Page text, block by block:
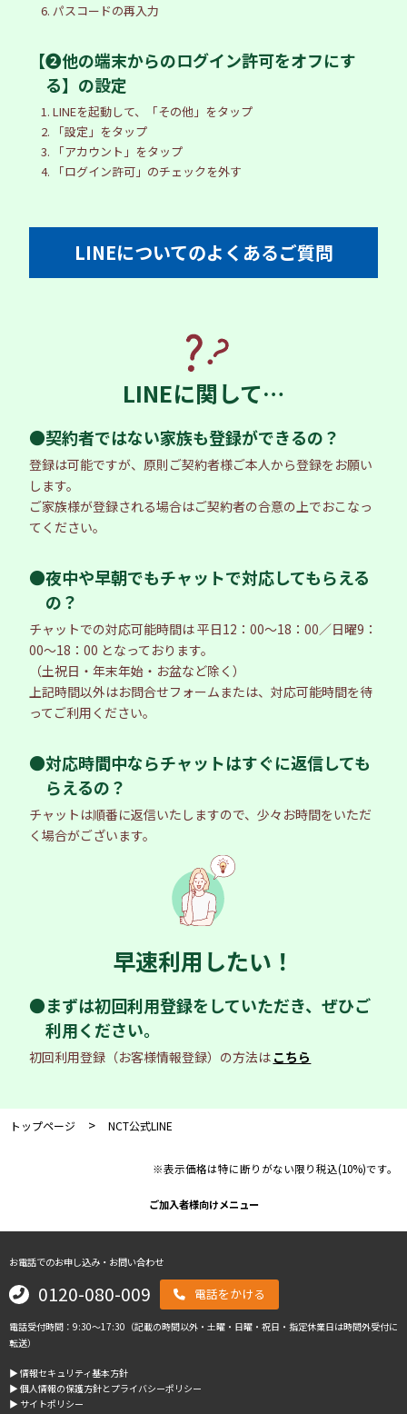
6. パスコードの再入力
【❷他の端末からのログイン許可をオフにす
る】の設定
1. LINEを起動して、「その他」をタップ
2. 「設定」をタップ
3. 「アカウント」をタップ
4. 「ログイン許可」のチェックを外す
LINEについてのよくあるご質問
LINEに関して…
●契約者ではない家族も登録ができるの？
登録は可能ですが、原則ご契約者様ご本人から登録をお願い
します。
ご家族様が登録される場合はご契約者の合意の上でおこなっ
てください。
●夜中や早朝でもチャットで対応してもらえる
の？
チャットでの対応可能時間は 平日12：00～18：00／日曜9：
00～18：00 となっております。
（土祝日・年末年始・お盆など除く）
上記時間以外はお問合せフォームまたは、対応可能時間を待
ってご利用ください。
●対応時間中ならチャットはすぐに返信しても
らえるの？
チャットは順番に返信いたしますので、少々お時間をいただ
く場合がございます。
早速利用したい！
●まずは初回利用登録をしていただき、ぜひご
利用ください。
初回利用登録（お客様情報登録）の方法は こちら
トップページ >NCT公式LINE
※表示価格は特に断りがない限り税込(10%)です。
ご加入者様向けメニュー
お電話でのお申し込み・お問い合わせ
0120-080-009 電話をかける
電話受付時間：9:30～17:30（記載の時間以外・土曜・日曜・祝日・指定休業日は時間外受付に
転送）
▶︎ 情報セキュリティ基本方針
▶︎ 個人情報の保護方針とプライバシーポリシー
▶︎ サイトポリシー